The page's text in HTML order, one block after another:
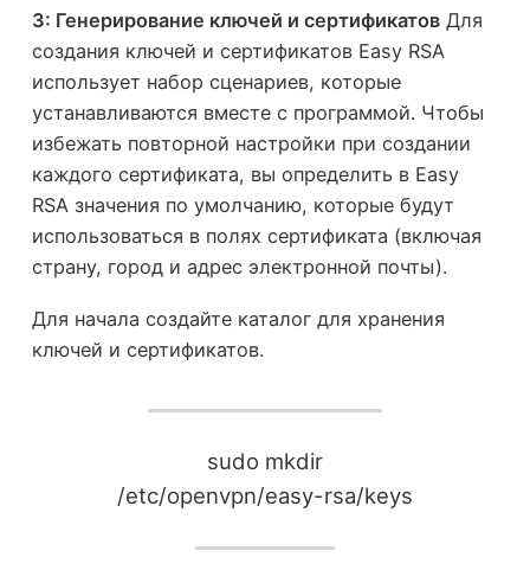
3: Генерирование ключей и сертификатовДля
создания ключей и сертификатов Easy RSA
использует набор сценариев, которые
устанавливаются вместе с программой. Чтобы
избежать повторной настройки при создании
каждого сертификата, вы определить в Easy
RSA значения по умолчанию, которые будут
использоваться в полях сертификата (включая
страну, город и адрес электронной почты).
Для начала создайте каталог для хранения
ключей и сертификатов.
sudo mkdir
/etc/openvpn/easy-rsa/keys